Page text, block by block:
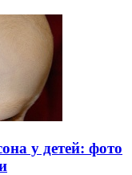
у детей: фото